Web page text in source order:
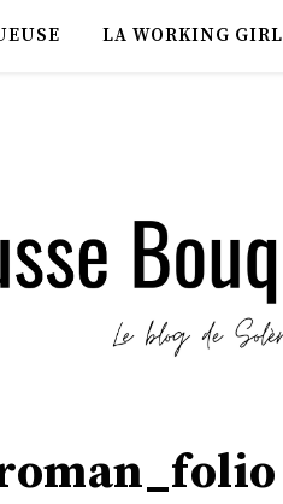
LA WORKING GIRL